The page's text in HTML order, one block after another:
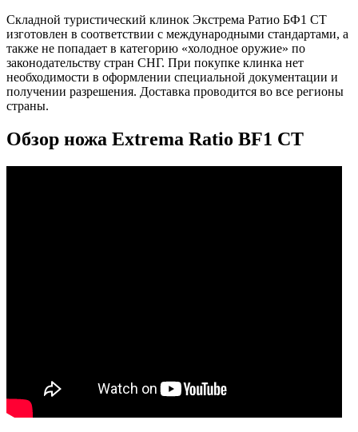
Складной туристический клинок Экстрема Ратио БФ1 СТ
изготовлен в соответствии с международными стандартами, а
также не попадает в категорию «холодное оружие» по
законодательству стран СНГ. При покупке клинка нет
необходимости в оформлении специальной документации и
получении разрешения. Доставка проводится во все регионы
страны.
Обзор ножа Extrema Ratio BF1 CT